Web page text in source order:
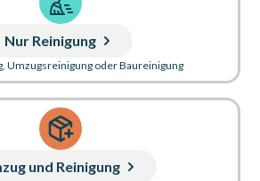
Nur Reinigung
Umzugsreinigung oder Baureinigung
und Reinigung